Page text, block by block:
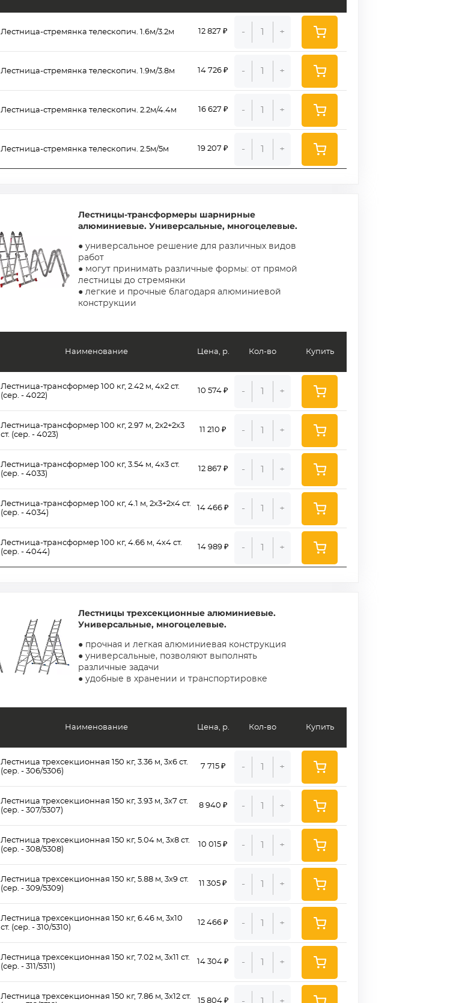
Лестница-стремянка телескопич. 1.6м/3.2м
Лестница-стремянка телескопич. 1.9м/3.8м
Лестница-стремянка телескопич. 2.2м/4.4м
Лестница-стремянка телескопич. 2.5м/5м
12 827 ₽
14 726 ₽
16 627 ₽
19 207 ₽
- +
- +
- +
- +
Лестницы-трансформеры шарнирные
алюминиевые. Универсальные, многоцелевые.
● универсальное решение для различных видов
работ
● могут принимать различные формы: от прямой
лестницы до стремянки
● легкие и прочные благодаря алюминиевой
конструкции
Наименование
Лестница-трансформер 100 кг, 2.42 м, 4х2 ст.
(сер. - 4022)
Лестница-трансформер 100 кг, 2.97 м, 2x2+2x3
ст. (сер. - 4023)
Лестница-трансформер 100 кг, 3.54 м, 4х3 ст.
(сер. - 4033)
Лестница-трансформер 100 кг, 4.1 м, 2x3+2x4 ст.
(сер. - 4034)
Лестница-трансформер 100 кг, 4.66 м, 4х4 ст.
(сер. - 4044)
Цена, р.
10 574 ₽
11 210 ₽
12 867 ₽
14 466 ₽
14 989 ₽
Кол-во
- +
- +
- +
- +
- +
Купить
Лестницы трехсекционные алюминиевые.
Универсальные, многоцелевые.
● прочная и легкая алюминиевая конструкция
● универсальные, позволяют выполнять
различные задачи
● удобные в хранении и транспортировке
Наименование
Лестница трехсекционная 150 кг, 3.36 м, 3х6 ст.
(сер. - 306/5306)
Лестница трехсекционная 150 кг, 3.93 м, 3х7 ст.
(сер. - 307/5307)
Лестница трехсекционная 150 кг, 5.04 м, 3х8 ст.
(сер. - 308/5308)
Лестница трехсекционная 150 кг, 5.88 м, 3х9 ст.
(сер. - 309/5309)
Лестница трехсекционная 150 кг, 6.46 м, 3х10
ст. (сер. - 310/5310)
Лестница трехсекционная 150 кг, 7.02 м, 3х11 ст.
(сер. - 311/5311)
Лестница трехсекционная 150 кг, 7.86 м, 3х12 ст.
Цена, р.
7 715 ₽
8 940 ₽
10 015 ₽
11 305 ₽
12 466 ₽
14 304 ₽
15 804 ₽
Кол-во
- +
- +
- +
- +
- +
- +
Купить